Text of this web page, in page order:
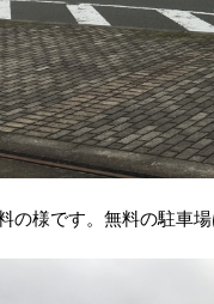
の様です。無料の駐車